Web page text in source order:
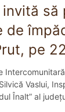
invită
de
pe
Vaslui,
Înalt” al